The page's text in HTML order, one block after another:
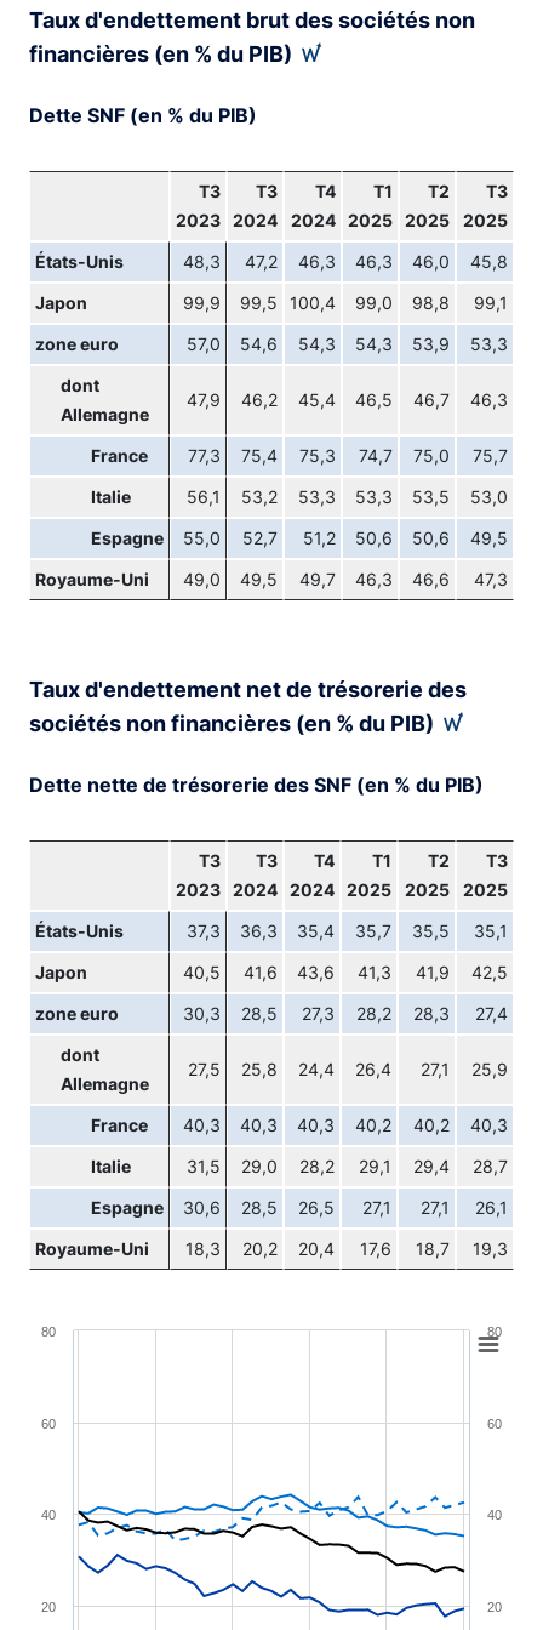
Taux d'endettement brut des sociétés non
financières (en % du PIB)
Dette SNF (en % du PIB)
T3
2023
T3
2024
T4
2024
T1
2025
T2
2025
T3
2025
États-Unis 48,3 47,2 46,3 46,3 46,0 45,8
Japon 99,9 99,5 100,4 99,0 98,8 99,1
zone euro 57,0 54,6 54,3 54,3 53,9 53,3
dont
Allemagne
47,9 46,2 45,4 46,5 46,7 46,3
France 77,3 75,4 75,3 74,7 75,0 75,7
Italie 56,1 53,2 53,3 53,3 53,5 53,0
Espagne 55,0 52,7 51,2 50,6 50,6 49,5
Royaume-Uni 49,0 49,5 49,7 46,3 46,6 47,3
Taux d'endettement net de trésorerie des
sociétés non financières (en % du PIB)
Dette nette de trésorerie des SNF (en % du PIB)
T3
2023
T3
2024
T4
2024
T1
2025
T2
2025
T3
2025
États-Unis 37,3 36,3 35,4 35,7 35,5 35,1
Japon 40,5 41,6 43,6 41,3 41,9 42,5
zone euro 30,3 28,5 27,3 28,2 28,3 27,4
dont
Allemagne
27,5 25,8 24,4 26,4 27,1 25,9
France 40,3 40,3 40,3 40,2 40,2 40,3
Italie 31,5 29,0 28,2 29,1 29,4 28,7
Espagne 30,6 28,5 26,5 27,1 27,1 26,1
Royaume-Uni 18,3 20,2 20,4 17,6 18,7 19,3
20
40
60
80
20
40
60
80